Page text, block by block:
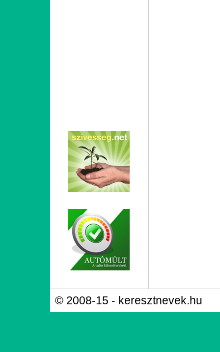
© 2008-15 - keresztnevek.hu